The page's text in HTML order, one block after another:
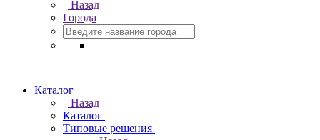
Назад
Города
Каталог
Назад
Каталог
Типовые решения